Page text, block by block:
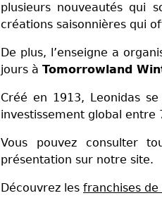
plusieurs nouveautés qui
créations saisonnières qui
De plus, l’enseigne a
jours à Tomorrowland
Créé en 1913, Leonidas
investissement global entre
Vous pouvez consulter
présentation sur notre site.
Découvrez les franchises